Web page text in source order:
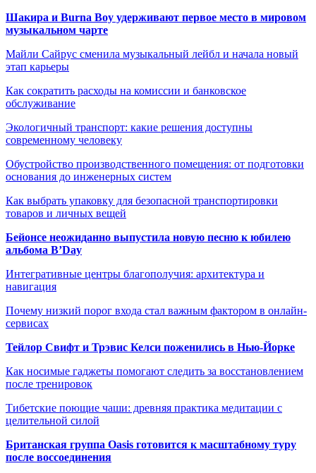
Шакира и Burna Boy удерживают первое место в мировом
музыкальном чарте
Майли Сайрус сменила музыкальный лейбл и начала новый
этап карьеры
Как сократить расходы на комиссии и банковское
обслуживание
Экологичный транспорт: какие решения доступны
современному человеку
Обустройство производственного помещения: от подготовки
основания до инженерных систем
Как выбрать упаковку для безопасной транспортировки
товаров и личных вещей
Бейонсе неожиданно выпустила новую песню к юбилею
альбома B’Day
Интегративные центры благополучия: архитектура и
навигация
Почему низкий порог входа стал важным фактором в онлайн-
сервисах
Тейлор Свифт и Трэвис Келси поженились в Нью-Йорке
Как носимые гаджеты помогают следить за восстановлением
после тренировок
Тибетские поющие чаши: древняя практика медитации с
целительной силой
Британская группа Oasis готовится к масштабному туру
после воссоединения